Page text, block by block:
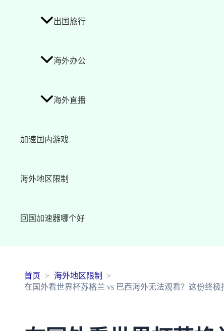
出国旅行
海外办公
海外直播
加速国内游戏
海外地区限制
回国加速器哪个好
首页
海外地区限制
在国外看世界杯苏格兰 vs 巴西海外无法观看？这份终